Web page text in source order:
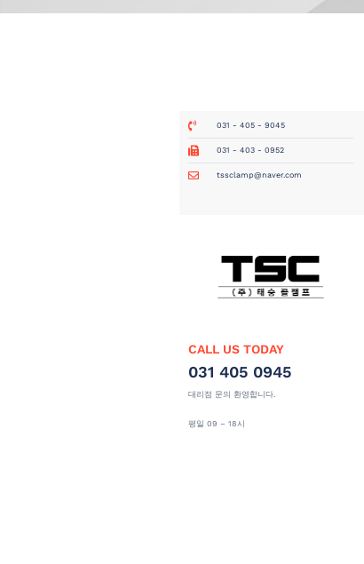
031 - 405 - 9045
031 - 403 - 0952
tssclamp@naver.com
CALL US TODAY
031 405 0945
대리점 문의 환영합니다.
평일 09 – 18시